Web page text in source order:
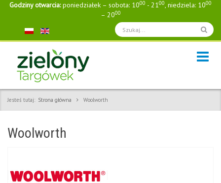
Godziny otwarcia:poniedziałek – sobota: 1000 - 2100, niedziela: 1000
– 2000
Jesteś tutaj: Strona główna Woolworth
Woolworth